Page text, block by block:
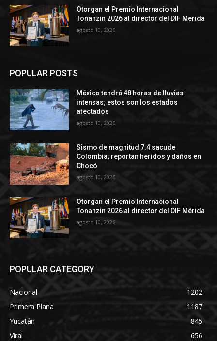
Otorgan el Premio Internacional
Tonanzin 2026 al director del DIF Mérida
agosto 10, 2026
POPULAR POSTS
México tendrá 48 horas de lluvias
intensas; estos son los estados
afectados
agosto 10, 2026
Sismo de magnitud 7.4 sacude
Colombia; reportan heridos y daños en
Chocó
agosto 10, 2026
Otorgan el Premio Internacional
Tonanzin 2026 al director del DIF Mérida
agosto 10, 2026
POPULAR CATEGORY
Nacional
1202
Primera Plana
1187
Yucatán
845
Viral
656